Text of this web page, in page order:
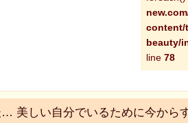
content/
beauty/
line 78
美しい自分でいるために今から